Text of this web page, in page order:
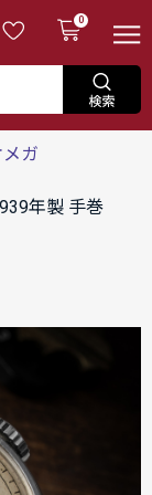
0
メガ
年製 手巻